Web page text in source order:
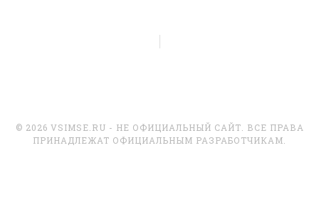
© 2026 VSIMSE.RU - НЕ ОФИЦИАЛЬНЫЙ САЙТ. ВСЕ ПРАВА
ПРИНАДЛЕЖАТ ОФИЦИАЛЬНЫМ РАЗРАБОТЧИКАМ.